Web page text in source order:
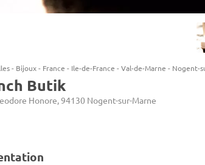
- Bijoux- France - Ile-de-France -Val-de-Marne - Nogent-
Butik
Honore, 94130 Nogent-sur-Marne